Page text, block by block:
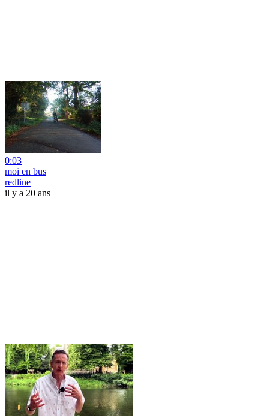
0:03
moi en bus
redline
il y a 20 ans